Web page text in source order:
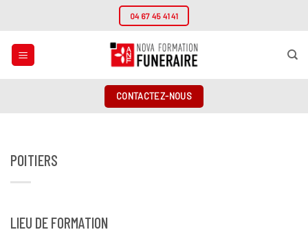
contenu
04 67 45 41 41
CONTACTEZ-NOUS
POITIERS
LIEU DE FORMATION